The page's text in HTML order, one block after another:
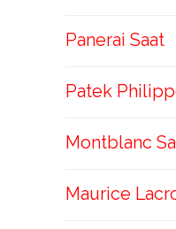
Panerai Saat
Patek
Montblanc
Maurice